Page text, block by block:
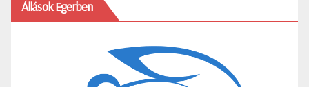
Állások Egerben